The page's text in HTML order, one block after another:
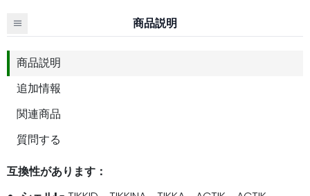
商品説明
商品説明
追加情報
関連商品
質問する
互換性があります：